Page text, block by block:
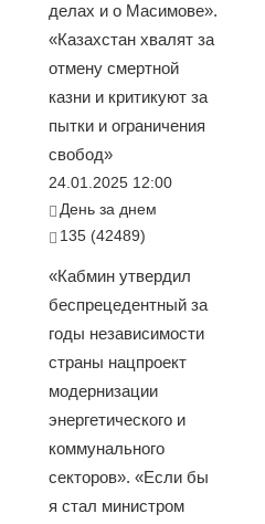
делах и о Масимове».
«Казахстан хвалят за
отмену смертной
казни и критикуют за
пытки и ограничения
свобод»
24.01.2025 12:00
День за днем
135 (42489)
«Кабмин утвердил
беспрецедентный за
годы независимости
страны нацпроект
модернизации
энергетического и
коммунального
секторов». «Если бы
я стал министром